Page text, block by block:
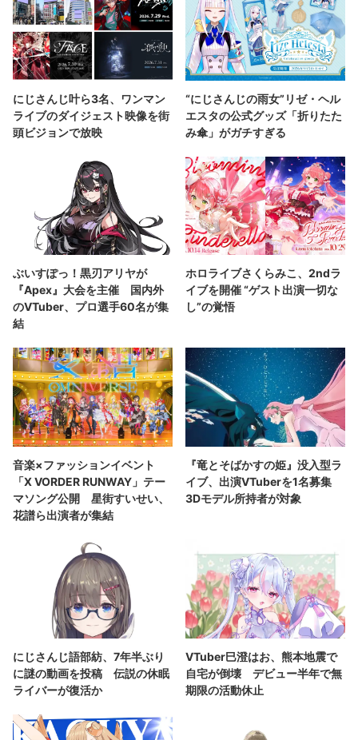
にじさんじ叶ら3名、ワンマン
ライブのダイジェスト映像を街
頭ビジョンで放映
“にじさんじの雨女”リゼ・ヘル
エスタの公式グッズ「折りたた
み傘」がガチすぎる
ぶいすぽっ！黒刃アリヤが
『Apex』大会を主催 国内外
のVTuber、プロ選手60名が集
結
ホロライブさくらみこ、2ndラ
イブを開催 “ゲスト出演一切な
し”の覚悟
音楽×ファッションイベント
「X VORDER RUNWAY」テー
マソング公開 星街すいせい、
花譜ら出演者が集結
『竜とそばかすの姫』没入型ラ
イブ、出演VTuberを1名募集
3Dモデル所持者が対象
にじさんじ語部紡、7年半ぶり
に謎の動画を投稿 伝説の休眠
ライバーが復活か
VTuber巳澄はお、熊本地震で
自宅が倒壊 デビュー半年で無
期限の活動休止